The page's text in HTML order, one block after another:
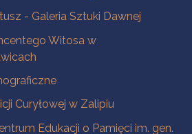
- Galeria Sztuki Dawnej
Witosa w
Curyłowej w Zalipiu
Edukacji o Pamięci im. gen.